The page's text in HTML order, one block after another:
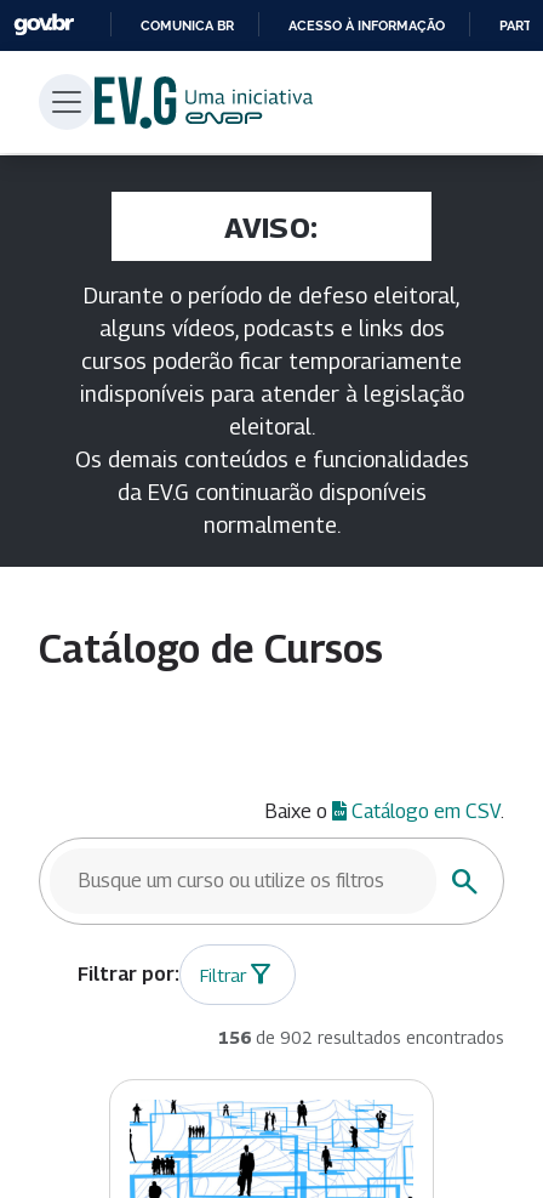
PARA
CONTEÚDO
COMUNICA BR ACESSO À INFORMAÇÃO
AVISO:
Durante o período de defeso eleitoral,
alguns vídeos, podcasts e links dos
cursos poderão ficar temporariamente
indisponíveis para atender à legislação
eleitoral.
Os demais conteúdos e funcionalidades
da EV.G continuarão disponíveis
normalmente.
Catálogo de Cursos
Baixe o Catálogo em CSV.
BUSCAR CURSOS
Buscar
Filtrar
156 de 902 resultados encontrados